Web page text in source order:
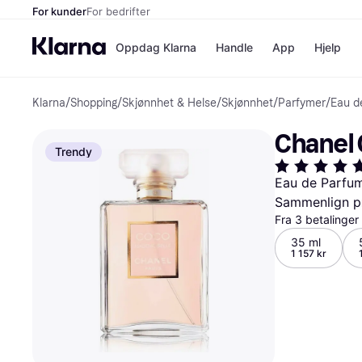
For kunderFor bedrifter
Oppdag Klarna
Betal nå
Betal i 3
Betal innen
Finansiering
Vipps
Handle
Butikker
App Hjelp
Klarna/Shopping/Skjønnhet & Helse/Skjønnhet/Parfymer/Eau
Trendy Chanel
Eau de
Sammenlign
Fra 3
35 ml
1 157 kr